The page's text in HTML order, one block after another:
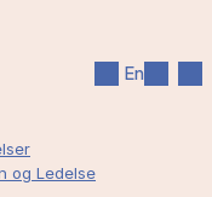
En
og Ledelse